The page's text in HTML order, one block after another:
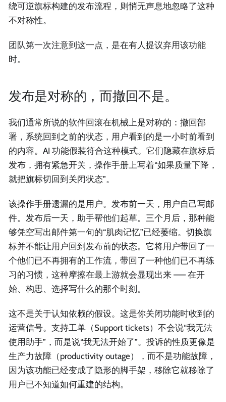
绕可逆旗标构建的发布流程，则悄无声息地忽略了这种
不对称性。
团队第一次注意到这一点，是在有人提议弃用该功能
时。
发布是对称的，而撤回不是。
我们通常所说的软件回滚在机械上是对称的：撤回部
署，系统回到之前的状态，用户看到的是一小时前看到
的内容。AI 功能假装符合这种模式。它们隐藏在旗标后
发布，拥有紧急开关，操作手册上写着“如果质量下降，
就把旗标切回到关闭状态”。
该操作手册遗漏的是用户。发布前一天，用户自己写邮
件。发布后一天，助手帮他们起草。三个月后，那种能
够凭空写出邮件第一句的“肌肉记忆”已经萎缩。切换旗
标并不能让用户回到发布前的状态。它将用户带回了一
个他们已不再拥有的工作流，带回了一种他们已不再练
习的习惯，这种摩擦在最上游就会显现出来 —— 在开
始、构思、选择写什么的那个时刻。
这不是关于认知依赖的假设。这是你关闭功能时收到的
运营信号。支持工单（Support tickets）不会说“我无法
使用助手”，而是说“我无法开始了”。投诉的性质更像是
生产力故障（productivity outage），而不是功能故障，
因为该功能已经变成了隐形的脚手架，移除它就移除了
用户已不知道如何重建的结构。